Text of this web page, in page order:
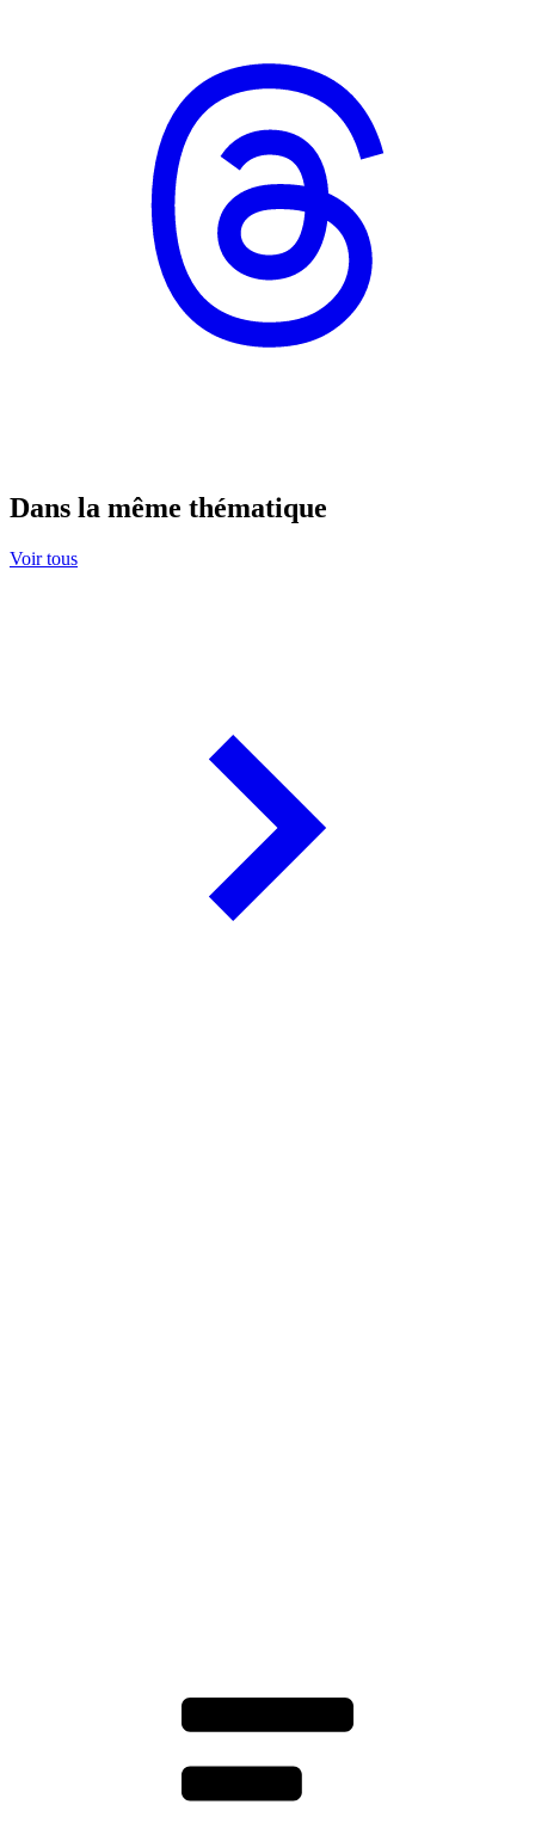
Dans la même thématique
Voir tous